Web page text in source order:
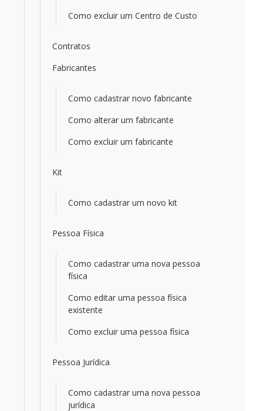
Como excluir um Centro de Custo
Contratos
Fabricantes
Como cadastrar novo fabricante
Como alterar um fabricante
Como excluir um fabricante
Kit
Como cadastrar um novo kit
Pessoa Física
Como cadastrar uma nova pessoa
física
Como editar uma pessoa física
existente
Como excluir uma pessoa física
Pessoa Jurídica
Como cadastrar uma nova pessoa
jurídica